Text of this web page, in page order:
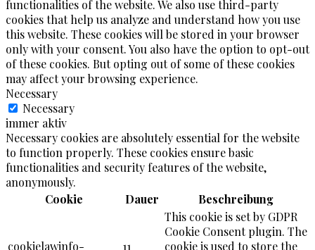
functionalities of the website. We also use third-party
cookies that help us analyze and understand how you use
this website. These cookies will be stored in your browser
only with your consent. You also have the option to opt-out
of these cookies. But opting out of some of these cookies
may affect your browsing experience.
Necessary
Necessary
immer aktiv
Necessary cookies are absolutely essential for the website
to function properly. These cookies ensure basic
functionalities and security features of the website,
anonymously.
Cookie
Dauer Beschreibung
cookielawinfo- 11
This cookie is set by GDPR
Cookie Consent plugin. The
cookie is used to store the